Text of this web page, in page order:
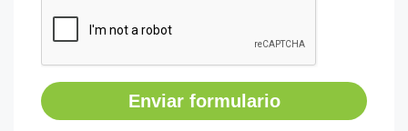
Enviar formulario